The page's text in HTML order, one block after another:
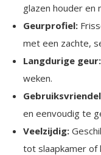
glazen houder en
Geurprofiel:
met een zachte,
Langdurige geur:
weken.
en eenvoudig te
Veelzijdig:
tot slaapkamer of